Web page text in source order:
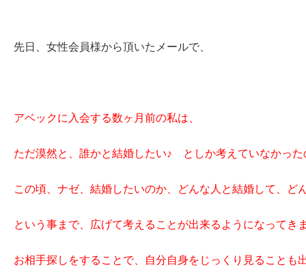
先日、女性会員様から頂いたメールで、
アベックに入会する数ヶ月前の私は、
ただ漠然と、誰かと結婚したい♪ としか考えていなかった
この頃、ナゼ、結婚したいのか、どんな人と結婚して、ど
という事まで、広げて考えることが出来るようになってき
お相手探しをすることで、自分自身をじっくり見ることも